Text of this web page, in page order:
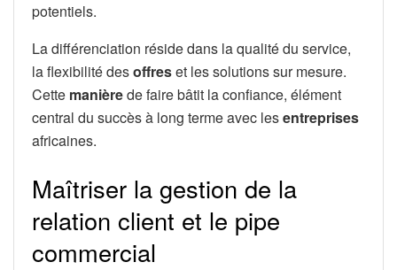
potentiels.
La différenciation réside dans la qualité du service,
la flexibilité desoffreset les solutions sur mesure.
Cette manièrede faire bâtit la confiance, élément
central du succès à long terme avec lesentreprises
africaines.
Maîtriser la gestion de la
relation client et le pipe
commercial